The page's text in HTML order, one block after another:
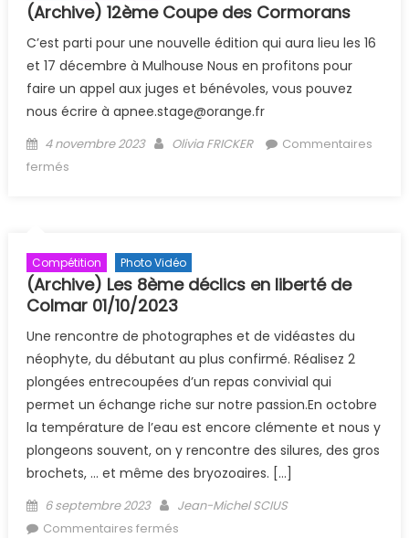
(Archive) 12ème Coupe des Cormorans
C’est parti pour une nouvelle édition qui aura lieu les 16
et 17 décembre à Mulhouse Nous en profitons pour
faire un appel aux juges et bénévoles, vous pouvez
nous écrire à apnee.stage@orange.fr
Posted on
4 novembre 2023 Author
Olivia FRICKER
Commentaires
fermés
Compétition Photo Vidéo
(Archive) Les 8ème déclics en liberté de
Colmar 01/10/2023
Une rencontre de photographes et de vidéastes du
néophyte, du débutant au plus confirmé. Réalisez 2
plongées entrecoupées d’un repas convivial qui
permet un échange riche sur notre passion.En octobre
la température de l’eau est encore clémente et nous y
plongeons souvent, on y rencontre des silures, des gros
brochets, … et même des bryozoaires. […]
Posted on
6 septembre 2023 Author
Jean-Michel SCIUS
Commentaires fermés